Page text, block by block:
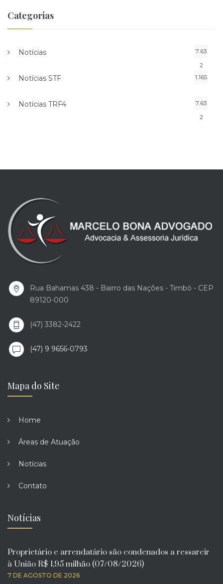
Categorias
Notícias
7.63
2
Notícias STF 1.165
Notícias TRF4
7.63
2
Rua Bahamas 438 - Bairro das Nações - Timbó - CEP
89120-000
(47) 3382-2422
(47) 9 9656-0793
Mapa do Site
Home
Áreas de Atuação
Notícias
Contato
Notícias
Proprietário e arrendatário são condenados a ressarcir
à União R$ 1,95 milhão (07/08/2026)
7 DE AGOSTO DE 2026